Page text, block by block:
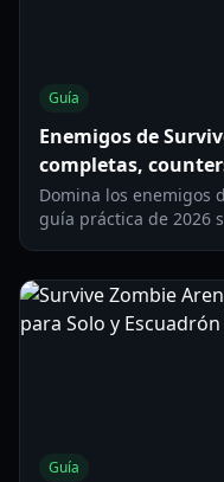
Guía
Enemigos de
completas,
Domina los enemigos
guía práctica de 2026
Guía